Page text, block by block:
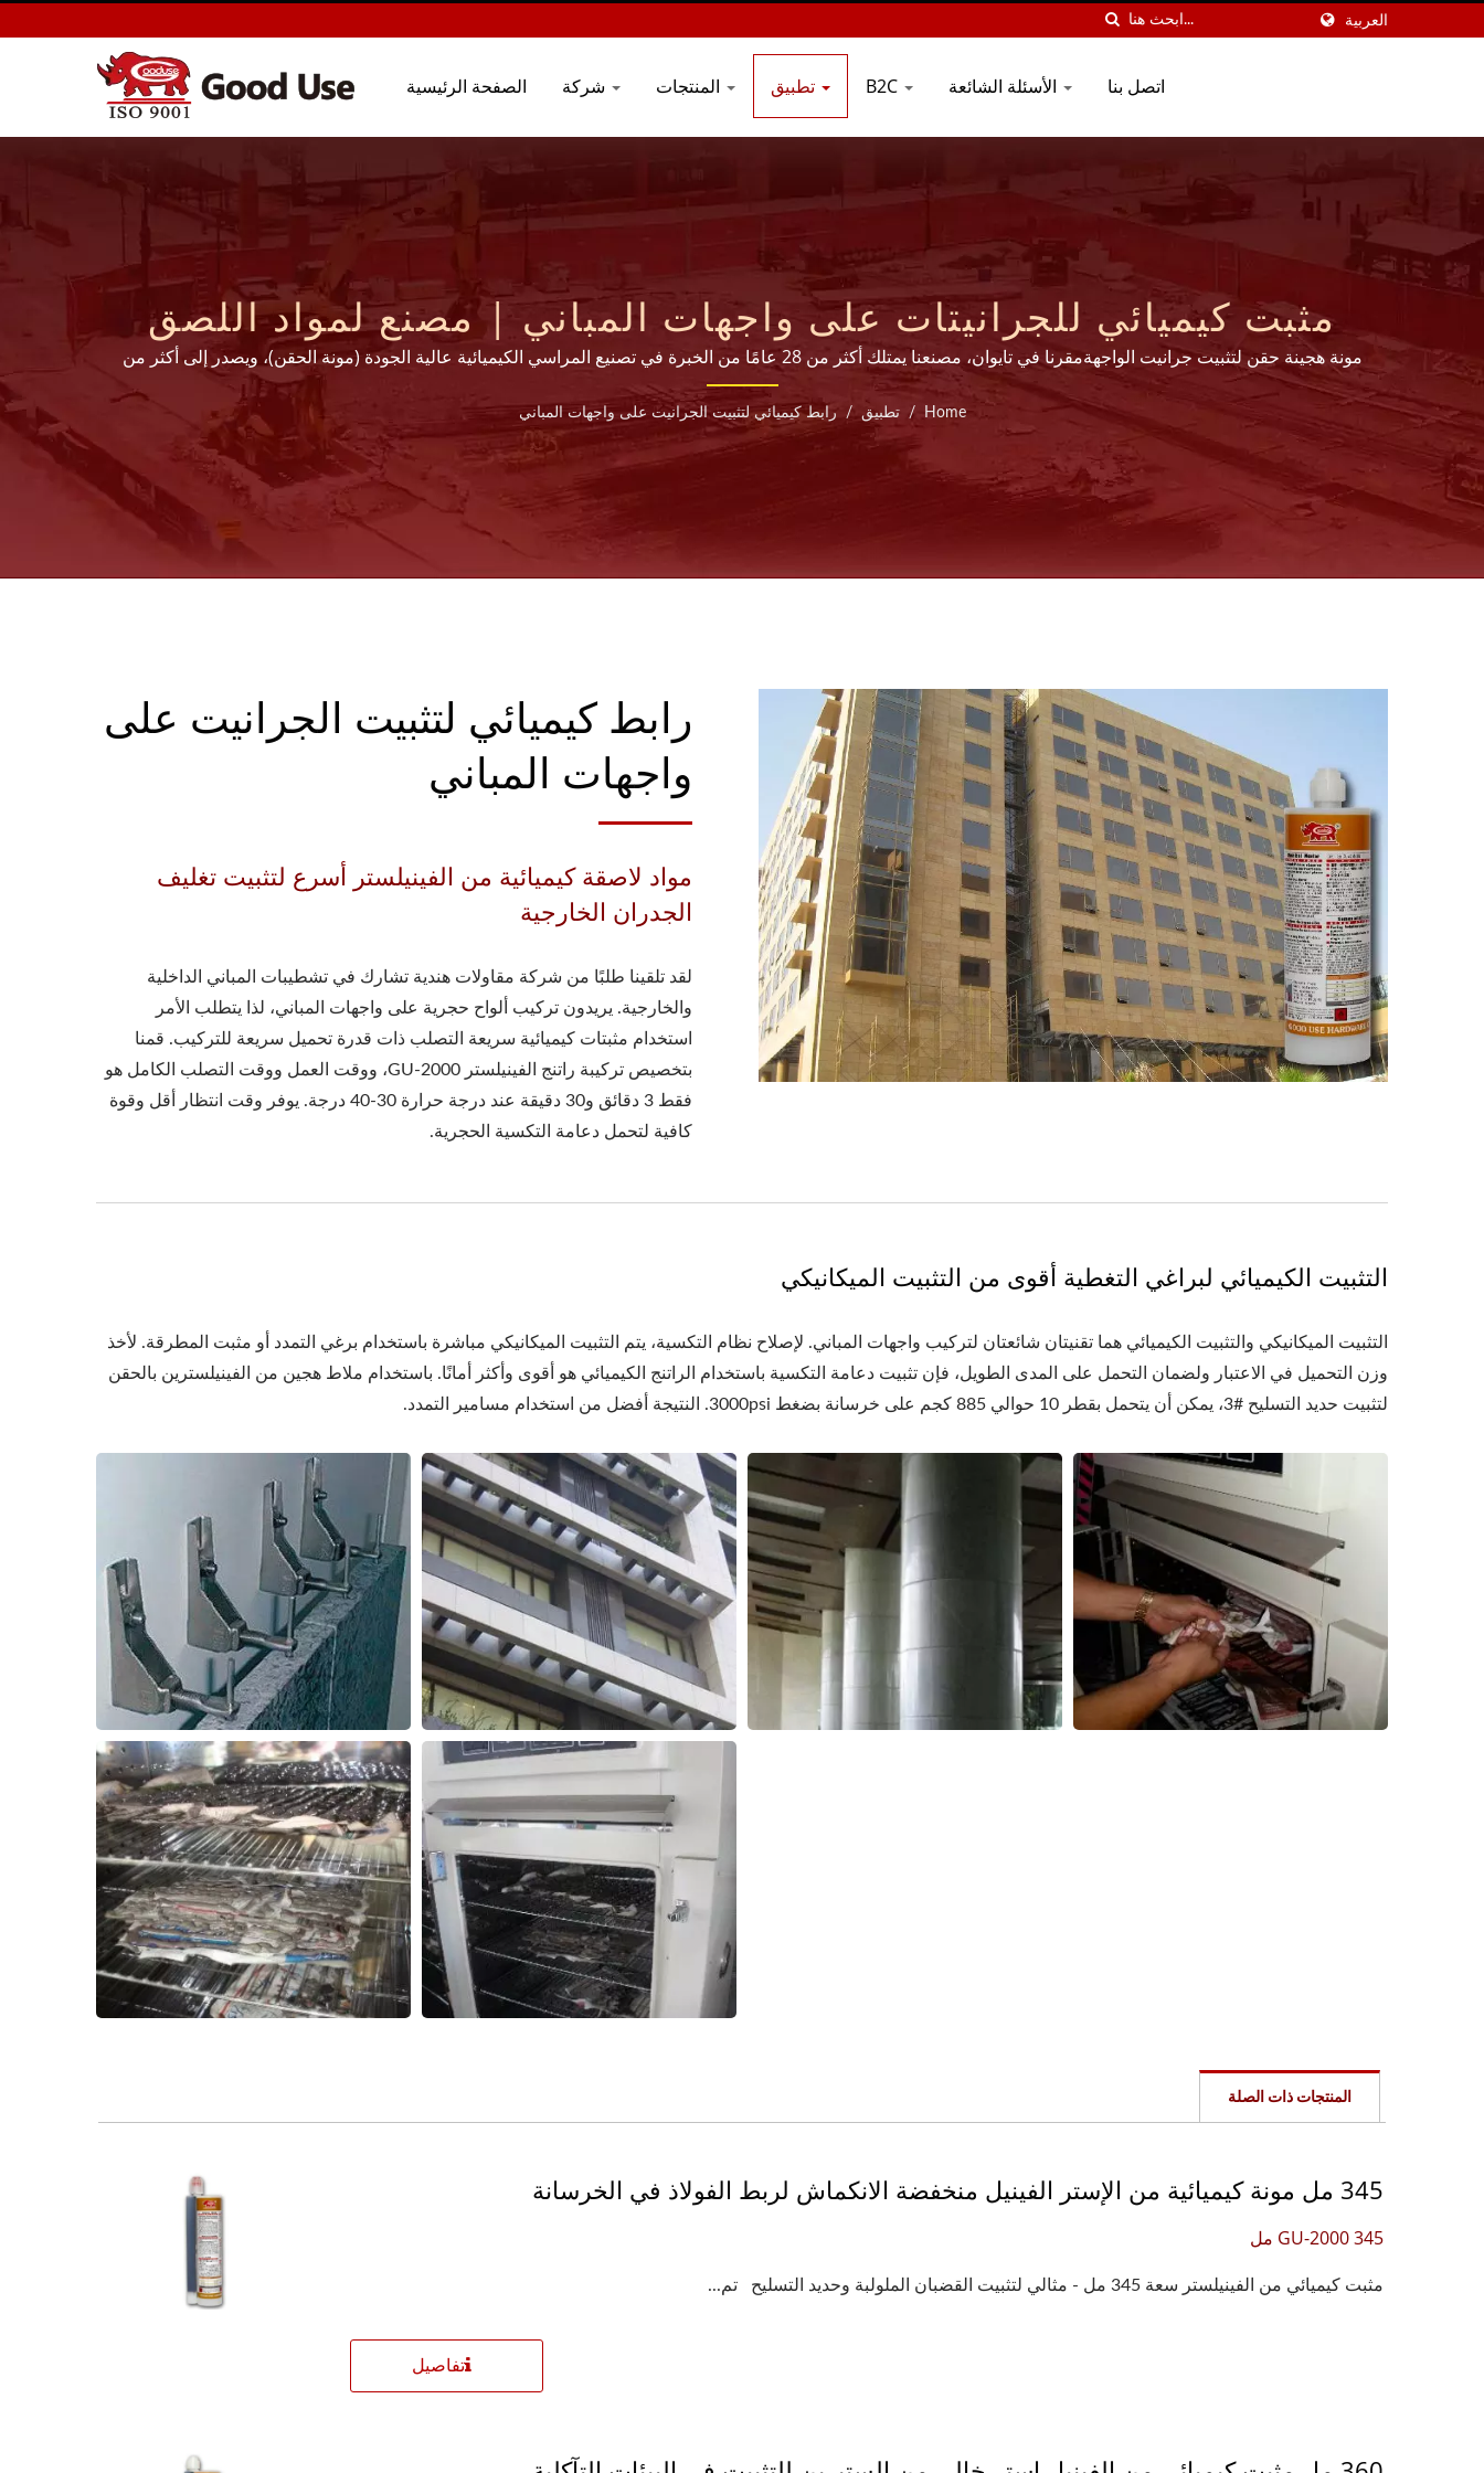
العربية
الصفحة الرئيسية B2C اتصل بنا
مثبت كيميائي للجرانيتات على واجهات المباني | مصنع لمواد اللصق
القابلة للحقن منذ 20 عامًا | GOOD USEمونة هجينة حقن لتثبيت جرانيت الواجهةمقرنا في تايوان، مصنعنا يمتلك أكثر من 28 عامًا من الخبرة في تصنيع المراسي الكيميائية عالية الجودة (مونة الحقن)، ويصدر إلى أكثر من
Home
/ تطبيق / رابط كيميائي لتثبيت الجرانيت على واجهات المباني
رابط كيميائي لتثبيت الجرانيت على
واجهات المباني
مواد لاصقة كيميائية من الفينيلستر أسرع لتثبيت تغليف
الجدران الخارجية
لقد تلقينا طلبًا من شركة مقاولات هندية تشارك في تشطيبات المباني الداخلية
والخارجية. يريدون تركيب ألواح حجرية على واجهات المباني، لذا يتطلب الأمر
استخدام مثبتات كيميائية سريعة التصلب ذات قدرة تحميل سريعة للتركيب. قمنا
بتخصيص تركيبة راتنج الفينيلستر GU-2000، ووقت العمل ووقت التصلب الكامل هو
فقط 3 دقائق و30 دقيقة عند درجة حرارة 30-40 درجة. يوفر وقت انتظار أقل وقوة
كافية لتحمل دعامة التكسية الحجرية.
التثبيت الكيميائي لبراغي التغطية أقوى من التثبيت الميكانيكي
التثبيت الميكانيكي والتثبيت الكيميائي هما تقنيتان شائعتان لتركيب واجهات المباني. لإصلاح نظام التكسية، يتم التثبيت الميكانيكي مباشرة باستخدام برغي التمدد أو مثبت المطرقة. لأخذ
وزن التحميل في الاعتبار ولضمان التحمل على المدى الطويل، فإن تثبيت دعامة التكسية باستخدام الراتنج الكيميائي هو أقوى وأكثر أمانًا. باستخدام ملاط هجين من الفينيلسترين بالحقن
لتثبيت حديد التسليح #3، يمكن أن يتحمل بقطر 10 حوالي 885 كجم على خرسانة بضغط 3000psi. النتيجة أفضل من استخدام مسامير التمدد.
المنتجات ذات الصلة
345 مل مونة كيميائية من الإستر الفينيل منخفضة الانكماش لربط الفولاذ في الخرسانة
GU-2000 345 مل
مثبت كيميائي من الفينيلستر سعة 345 مل - مثالي لتثبيت القضبان الملولبة وحديد التسليح تم...
تفاصيل